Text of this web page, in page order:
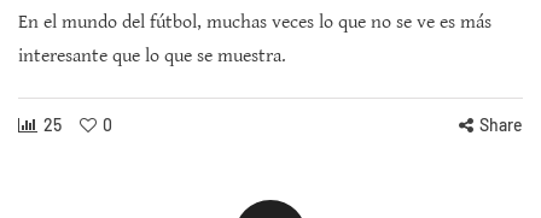
En el mundo del fútbol, muchas veces lo que no se ve es más
interesante que lo que se muestra.
25 0 Share